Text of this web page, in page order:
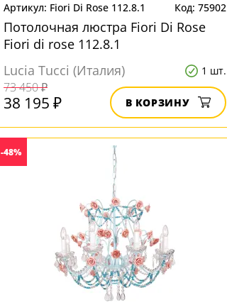
Fiori Di Rose 112.8.1 75902
Потолочная люстра Fiori Di Rose
Fiori di rose 112.8.1
Lucia Tucci (Италия)
1 шт.
73 450 ₽
38 195 ₽ В КОРЗИНУ
-48%